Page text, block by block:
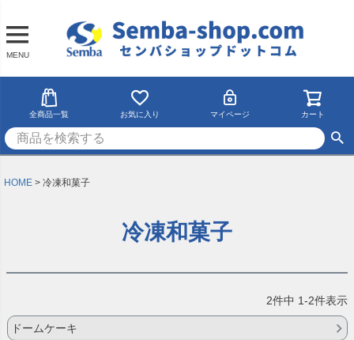
MENU
全商品一覧 お気に入り マイページ カート
HOME 冷凍和菓子
冷凍和菓子
2件中 1-2件表示
ドームケーキ